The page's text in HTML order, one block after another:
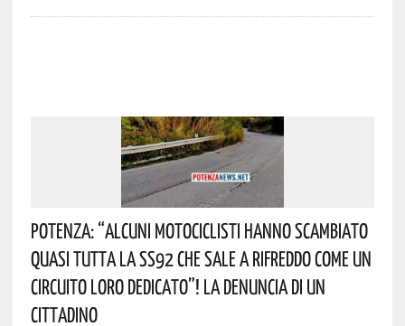
Potenza: “alcuni Motociclisti Hanno Scambiato
Quasi Tutta La SS92 Che Sale A Rifreddo Come Un
Circuito Loro Dedicato”! La Denuncia Di Un
Cittadino